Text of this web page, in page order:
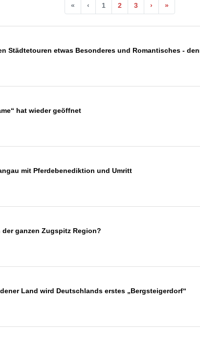
« ‹ 1 2 3 › »
Städtetouren etwas Besonderes und Romantisches -
hat wieder geöffnet
mit Pferdebenediktion und Umritt
ganzen Zugspitz Region?
Land wird Deutschlands erstes „Bergsteigerdorf“